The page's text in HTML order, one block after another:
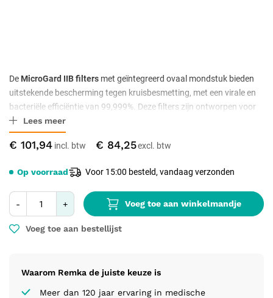
€ 101,94 € 84,25
- + Voeg toe aan winkelmandje
Voeg toe aan bestellijst
Waarom Remka de juiste keuze is
Meer dan 120 jaar ervaring in medische
Op voorraad Voor 15:00 besteld, vandaag verzonden
De MicroGard IIB filters met geïntegreerd ovaal mondstuk bieden
uitstekende bescherming tegen kruisbesmetting, met een virale en
bacteriële efficiëntie van 99,999%. Deze filters zijn ontworpen voor
optimale luchtdoorstroming en comfort en zijn geschikt voor zowel
volwassenen als kinderen. Verpakt per 50 stuks, ideaal voor
professioneel gebruik in medische en diagnostische omgevingen.
Lees meer